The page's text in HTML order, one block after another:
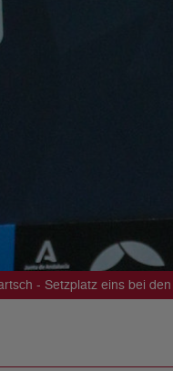
- Setzplatz eins bei